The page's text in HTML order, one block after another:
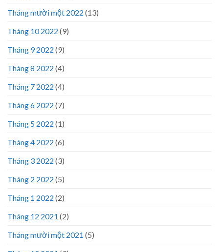
Tháng mười một 2022 (13)
Tháng 10 2022 (9)
Tháng 9 2022 (9)
Tháng 8 2022 (4)
Tháng 7 2022 (4)
Tháng 6 2022 (7)
Tháng 5 2022 (1)
Tháng 4 2022 (6)
Tháng 3 2022 (3)
Tháng 2 2022 (5)
Tháng 1 2022 (2)
Tháng 12 2021 (2)
Tháng mười một 2021 (5)